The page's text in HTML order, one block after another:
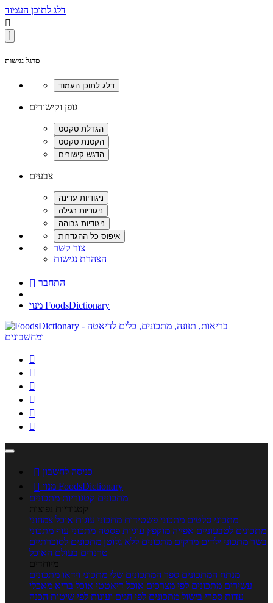
דלג לתוכן העמוד

סרגל נגישות
גופן וקישורים
צבעים
צור קשר
הצהרת נגישות
 התחבר
מנוי FoodsDictionary






 כניסה לחשבון

מנוי FoodsDictionary
מתכונים קטגוריות מתכונים
קטגוריות נפוצות
מתכוני סלטים מתכוני פשטידות מתכוני עוגות אוכל צמחוני
מתכונים לטבעוניים אפייה מוקפץ עוגיות פסטה מתכוני עוף מתכוני
בשר מתכוני ילדים מרקים מתכונים ללא גלוטן מתכונים לסוכרתיים
טרנדים בעולם האוכל
מיוחדים
מנתח המתכונים ספר המתכונים שלי מתכוני וידאו מתכונים
עשירים מתכונים לפי מצרכים אוכל דיאטטי אוכל בריא מאכלי
עדות ספרי בישול מתכונים לפי חגים ועונות לפי שיטות הכנה